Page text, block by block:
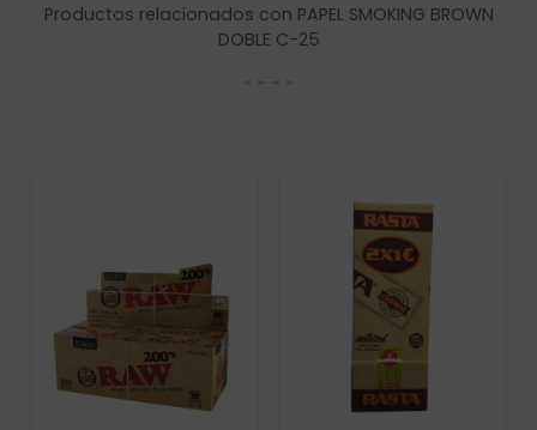
Productos relacionados con PAPEL SMOKING BROWN
DOBLE C-25